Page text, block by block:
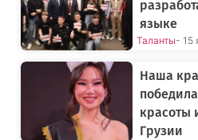
языке
Таланты- 15
Наша
красоты
Грузии